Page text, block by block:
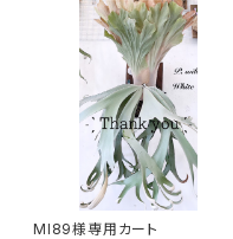
MI89様専用カート